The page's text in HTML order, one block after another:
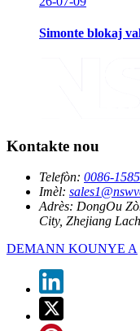
Simonte blokaj
Kontakte nou
Telefòn: 0086-
Imèl:
Adrès: DongOu
City, Zhejiang
DEMANN KOUNYE A